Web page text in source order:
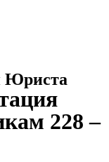
Юриста
228 –